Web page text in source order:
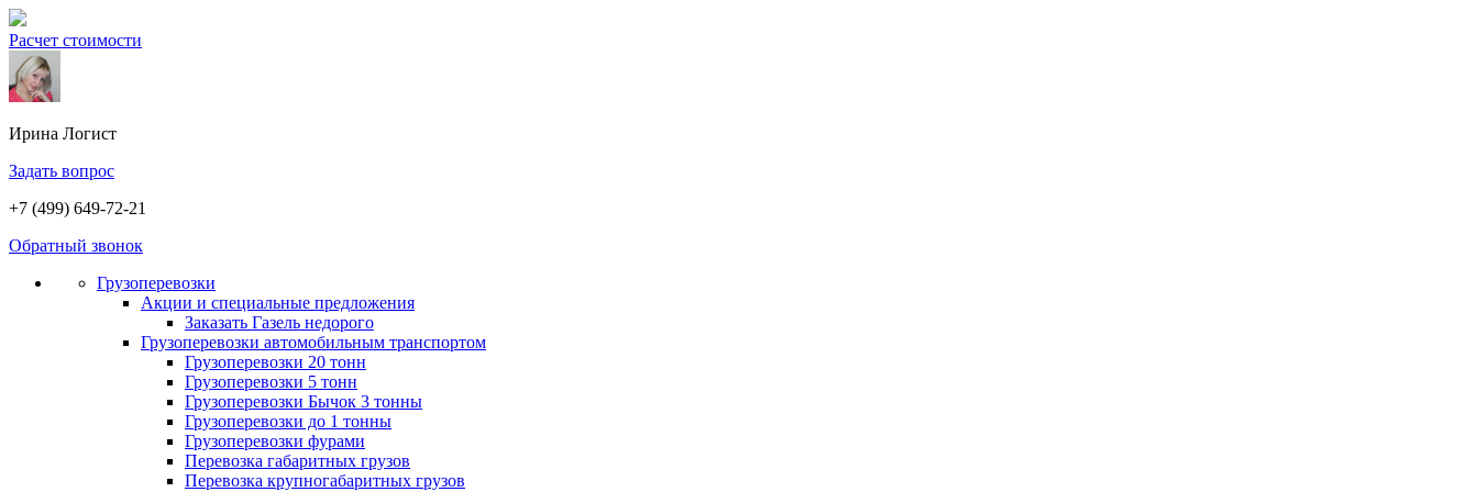
Расчет стоимости
Ирина Логист
Задать вопрос
+7 (499) 649-72-21
Обратный звонок
Грузоперевозки
Акции и специальные предложения
Заказать Газель недорого
Грузоперевозки автомобильным транспортом
Грузоперевозки 20 тонн
Грузоперевозки 5 тонн
Грузоперевозки Бычок 3 тонны
Грузоперевозки до 1 тонны
Грузоперевозки фурами
Перевозка габаритных грузов
Перевозка крупногабаритных грузов